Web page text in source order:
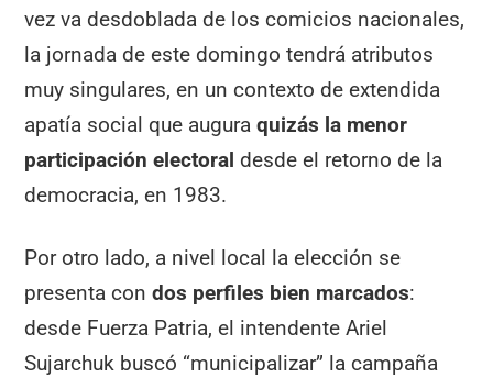
vez va desdoblada de los comicios nacionales,
la jornada de este domingo tendrá atributos
muy singulares, en un contexto de extendida
apatía social que auguraquizás la menor
participación electoral desde el retorno de la
democracia, en 1983.
Por otro lado, a nivel local la elección se
presenta con dos perfiles bien marcados:
desde Fuerza Patria, el intendente Ariel
Sujarchuk buscó “municipalizar” la campaña